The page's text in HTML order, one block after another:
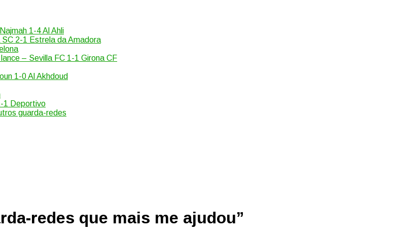
1-4 Al Ahli
2-1 Estrela da Amadora
– Sevilla FC 1-1 Girona CF
1-0 Al Akhdoud
1 Deportivo
guarda-redes
redes que mais me ajudou”